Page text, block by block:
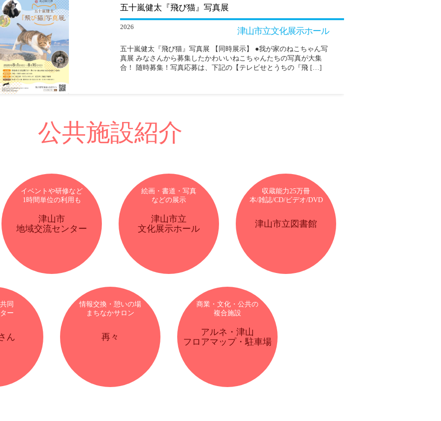
五十嵐健太『飛び猫』写真展
2026 津山市立文化展示ホール
五十嵐健太『飛び猫』写真展 【同時展示】 ●我が家のねこちゃん写
真展 みなさんから募集したかわいいねこちゃんたちの写真が大集
合！ 随時募集！写真応募は、下記の【テレビせとうちの『飛 […]
公共施設紹介
イベントや研修など
1時間単位の利用も
津山市
地域交流センター
絵画・書道・写真
などの展示
津山市立
文化展示ホール
収蔵能力25万冊
本/雑誌/CD/ビデオ/DVD
津山市立図書館
同
ー
ん
情報交換・憩いの場
まちなかサロン
再々
商業・文化・公共の
複合施設
アルネ・津山
フロアマップ・駐車場